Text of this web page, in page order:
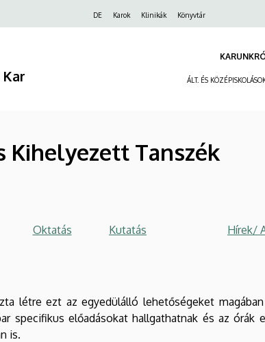
DE Karok Klinikák Könyvtár
ÁLT. ÉS
Kihelyezett Tanszék
Oktatás Kutatás Hírek/
létre ezt az egyedülálló lehetőségeket
előadásokat hallgathatnak és az órák
is.